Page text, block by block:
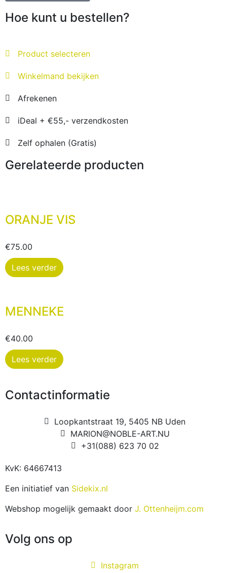
Hoe kunt u bestellen?
Product selecteren
Winkelmand bekijken
Afrekenen
iDeal + €55,- verzendkosten
Zelf ophalen (Gratis)
Gerelateerde producten
ORANJE VIS
€75.00
Lees verder
MENNEKE
€40.00
Lees verder
Contactinformatie
Loopkantstraat 19, 5405 NB Uden
MARION@NOBLE-ART.NU
+31(088) 623 70 02
KvK: 64667413
Een initiatief van Sidekix.nl
Webshop mogelijk gemaakt door J. Ottenheijm.com
Volg ons op
Instagram